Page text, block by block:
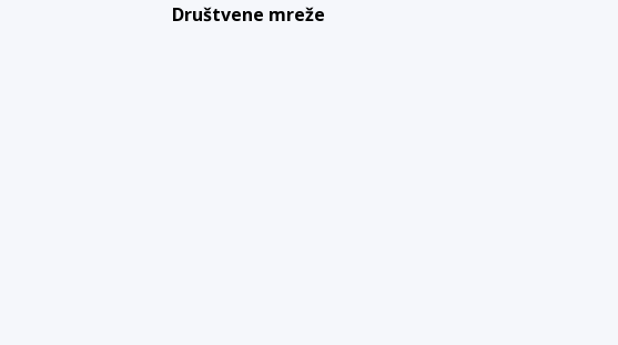
Društvene mreže